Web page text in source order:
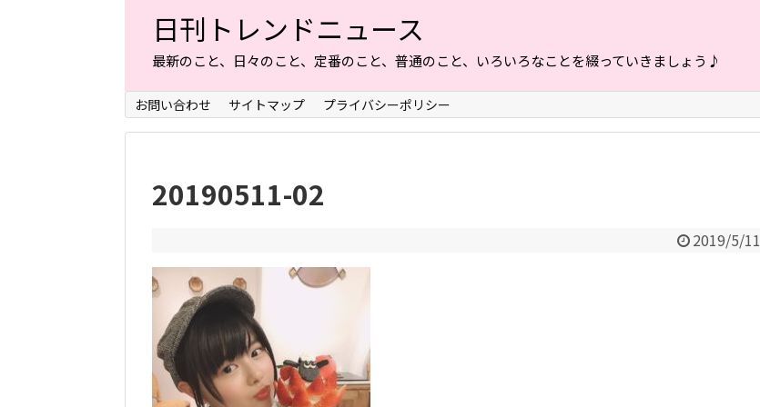
日刊トレンドニュース
最新のこと、日々のこと、定番のこと、普通のこと、いろいろなことを綴っていきましょう♪
お問い合わせ サイトマップ プライバシーポリシー
20190511-02
2019/5/11